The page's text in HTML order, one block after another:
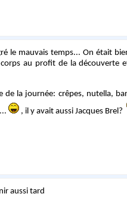
le mauvais temps... On était
au profit de la découverte
la journée: crêpes, nutella,
, il y avait aussi Jacques Brel?
aussi tard